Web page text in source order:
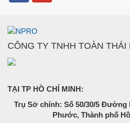
CÔNG TY TNHH TOÀN THÁI
TẠI TP HỒ CHÍ MINH:
Trụ Sở chính: Số 50/30/5
Phước, Thành phố